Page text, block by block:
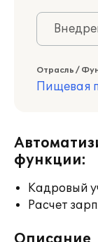
Отрасль /
Пищевая
функции:
Кадровый
Расчет